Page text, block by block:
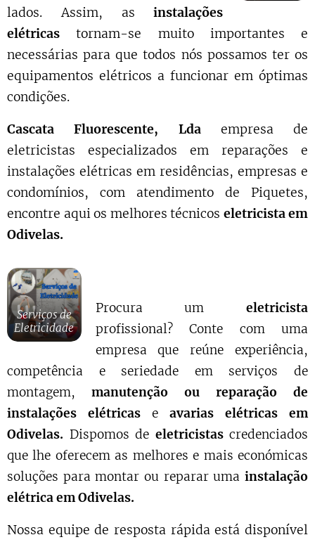
lados. Assim, asinstalações
elétricas tornam-se muito importantes e
necessárias para que todos nós possamos ter os
equipamentos elétricos a funcionar em óptimas
condições.
Cascata Fluorescente, Ldaempresa de
eletricistas especializados em reparações e
instalações elétricas em residências, empresas e
condomínios, com atendimento de Piquetes,
encontre aqui os melhores técnicos eletricista em
Odivelas.
Serviços de
Eletricidade
Procura um eletricista
profissional? Conte com uma
empresa que reúne experiência,
competência e seriedade em serviços de
montagem, manutenção ou reparação de
instalações elétricas e avarias elétricas em
Odivelas. Dispomos de eletricistascredenciados
que lhe oferecem as melhores e mais económicas
soluções para montar ou reparar uma instalação
elétrica em Odivelas.
Nossa equipe de resposta rápida está disponível